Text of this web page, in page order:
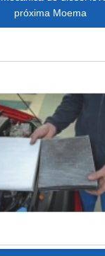
próxima Moema